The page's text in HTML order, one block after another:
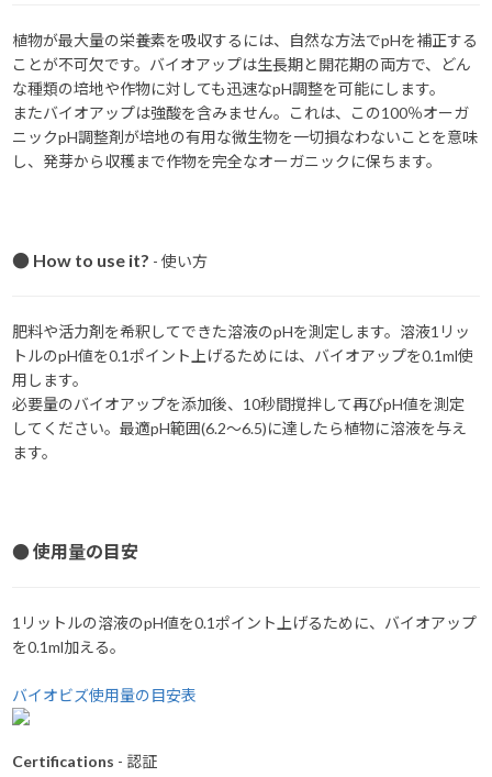
植物が最大量の栄養素を吸収するには、自然な方法でpHを補正する
ことが不可欠です。バイオアップは生長期と開花期の両方で、どん
な種類の培地や作物に対しても迅速なpH調整を可能にします。
またバイオアップは強酸を含みません。これは、この100％オーガ
ニックpH調整剤が培地の有用な微生物を一切損なわないことを意味
し、発芽から収穫まで作物を完全なオーガニックに保ちます。
● How to use it? - 使い方
肥料や活力剤を希釈してできた溶液のpHを測定します。溶液1リッ
トルのpH値を0.1ポイント上げるためには、バイオアップを0.1ml使
用します。
必要量のバイオアップを添加後、10秒間撹拌して再びpH値を測定
してください。最適pH範囲(6.2～6.5)に達したら植物に溶液を与え
ます。
● 使用量の目安
1リットルの溶液のpH値を0.1ポイント上げるために、バイオアップ
を0.1ml加える。
バイオビズ使用量の目安表
Certifications - 認証